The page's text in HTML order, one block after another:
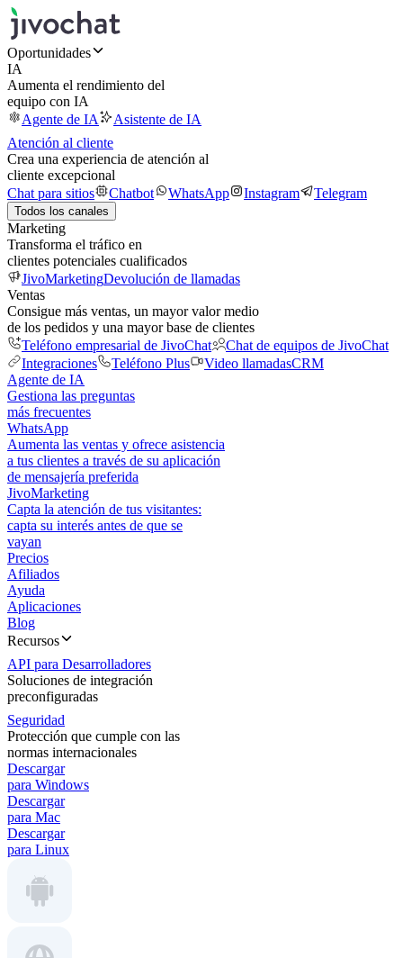
Oportunidades
IA
Aumenta el rendimiento del
equipo con IA
Agente de IA
Asistente de IA
Atención al cliente
Crea una experiencia de atención al
cliente excepcional
Chat para sitios
Chatbot WhatsApp Instagram Telegram
Todos los canales
Marketing
Transforma el tráfico en
clientes potenciales cualificados
JivoMarketingDevolución de llamadas
Ventas
Consigue más ventas, un mayor valor medio
de los pedidos y una mayor base de clientes
Teléfono empresarial de JivoChat
Chat de equipos de JivoChat
Integraciones
Teléfono Plus Video llamadasCRM
Agente de IA
Gestiona las preguntas
más frecuentes
WhatsApp
Aumenta las ventas y ofrece asistencia
a tus clientes a través de su aplicación
de mensajería preferida
JivoMarketing
Capta la atención de tus visitantes:
capta su interés antes de que se
vayan
Precios
Afiliados
Ayuda
Aplicaciones
Blog
Recursos
API para Desarrolladores
Soluciones de integración
preconfiguradas
Seguridad
Protección que cumple con las
normas internacionales
Descargar
para Windows
Descargar
para Mac
Descargar
para Linux